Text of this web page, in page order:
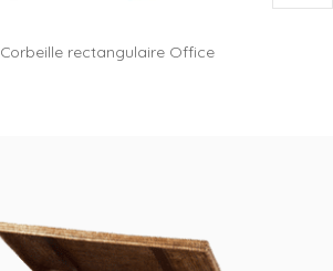
Corbeille rectangulaire Office